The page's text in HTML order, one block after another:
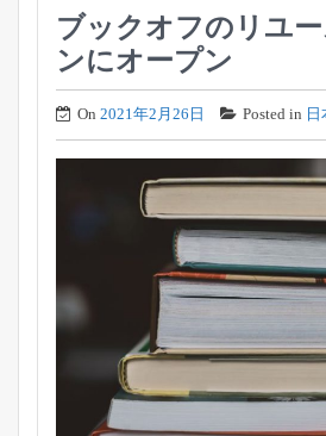
ブックオフのリユ
ンにオープン
On 2021年2月26日 Posted in 日